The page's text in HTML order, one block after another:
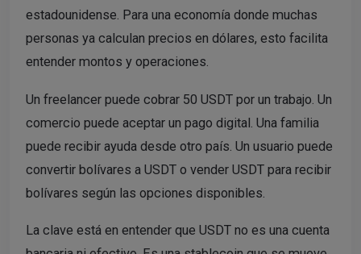
estadounidense. Para una economía donde muchas
personas ya calculan precios en dólares, esto facilita
entender montos y operaciones.
Un freelancer puede cobrar 50 USDT por un trabajo. Un
comercio puede aceptar un pago digital. Una familia
puede recibir ayuda desde otro país. Un usuario puede
convertir bolívares a USDT o vender USDT para recibir
bolívares según las opciones disponibles.
La clave está en entender que USDT no es una cuenta